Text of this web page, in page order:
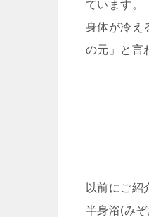
ています。
身体が冷え
の元」と言
以前にご紹
半身浴(み